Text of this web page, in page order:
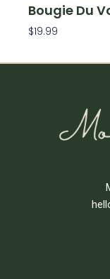
Bougie Du
$19.99